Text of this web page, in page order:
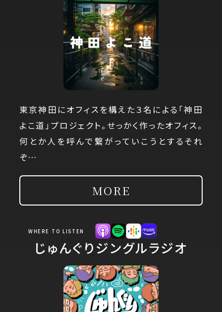
東京神田にオフィスを構えた３名による「神田
よこ道」プロジェクト。せっかく作ったオフィス。
何とか人を呼んで繋がっていこうとするそれ
ぞ…
MORE
WHERE TO LISTEN
じゅんぐりジングルラジオ